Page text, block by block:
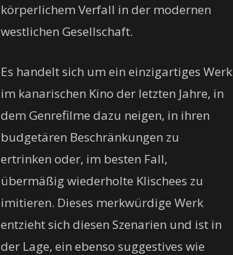
körperlichem Verfall in der modernen
westlichen Gesellschaft.
Es handelt sich um ein einzigartiges Werk
im kanarischen Kino der letzten Jahre, in
dem Genrefilme dazu neigen, in ihren
budgetären Beschränkungen zu
ertrinken oder, im besten Fall,
übermäßig wiederholte Klischees zu
imitieren. Dieses merkwürdige Werk
entzieht sich diesen Szenarien und ist in
der Lage, ein ebenso suggestives wie